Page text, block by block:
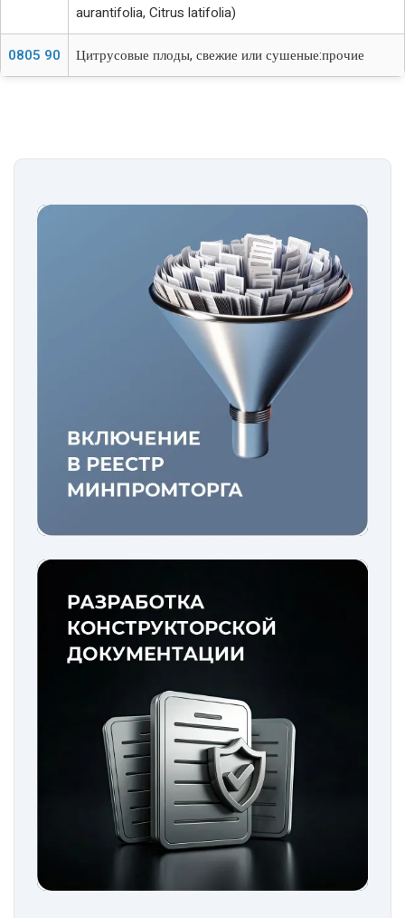
aurantifolia, Citrus latifolia)
0805 90 Цитрусовые плоды, свежие или сушеные:прочие